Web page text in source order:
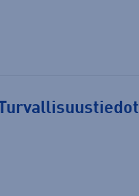
Turvallisuustiedot